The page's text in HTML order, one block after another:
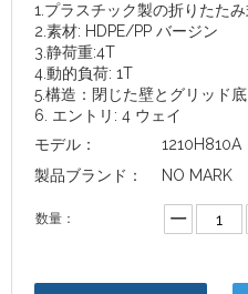
1.プラスチック製の折りたた
2.素材: HDPE/PP バージン
3.静荷重:4T
4.動的負荷: 1T
5.構造：閉じた壁とグリッド
6. エントリ: 4 ウェイ
モデル：
1210H810A
製品ブランド：
NO MARK
数量：